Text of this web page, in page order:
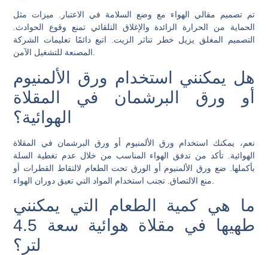
تم تصميم مقالي الهواء مع وضع السلامة في الاعتبار. ميزات مثل
الحماية من الحرارة الزائدة والإغلاق التلقائي تمنع وقوع الحوادث.
التصميم المغلق يزيل خطر تناثر الزيت. اتبع دائمًا تعليمات الشركة
المصنعة للتشغيل الآمن.
هل يمكنني استخدام ورق الألمنيوم
أو ورق البرشمان في المقلاة
الهوائية؟
نعم، يمكنك استخدام ورق الألمنيوم أو ورق البرشمان في المقلاة
الهوائية. تأكد من تدفق الهواء المناسب من خلال عدم تغطية السلة
بأكملها. ضع ورق الألمنيوم أو الورق تحت الطعام لالتقاط القطرات أو
ما هي كمية الطعام التي يمكنني
طهيها في مقلاة هوائية سعة 4.5